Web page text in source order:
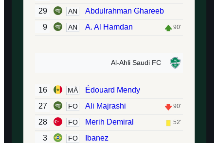
29
AN
Abdulrahman Ghareeb
9
AN A. Al Hamdan 90′
Al-Ahli Saudi FC
16 MÅ
Édouard Mendy
27
FO Ali Majrashi 90′
28 FO Merih Demiral 52′
3 FO
Ibanez